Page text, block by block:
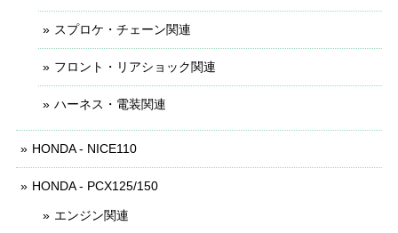
スプロケ・チェーン関連
フロント・リアショック関連
ハーネス・電装関連
HONDA - NICE110
HONDA - PCX125/150
エンジン関連